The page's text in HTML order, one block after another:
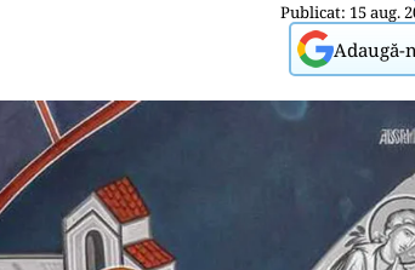
Publicat: 15 aug.
Adaugă-